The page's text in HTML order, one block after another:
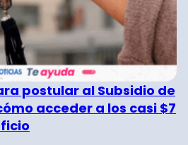
postular al Subsidio de
acceder a los casi $7